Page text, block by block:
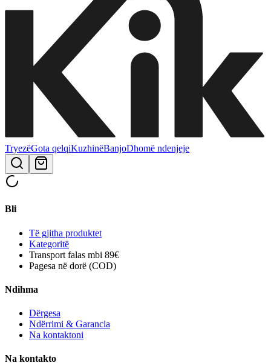
TryezëGota qelqiKuzhinëBanjoDhomë ndenjeje
Bli
Të gjitha produktet
Kategoritë
Transport falas mbi 89€
Pagesa në dorë (COD)
Ndihma
Dërgesa
Ndërrimi & Garancia
Na kontaktoni
Na kontakto